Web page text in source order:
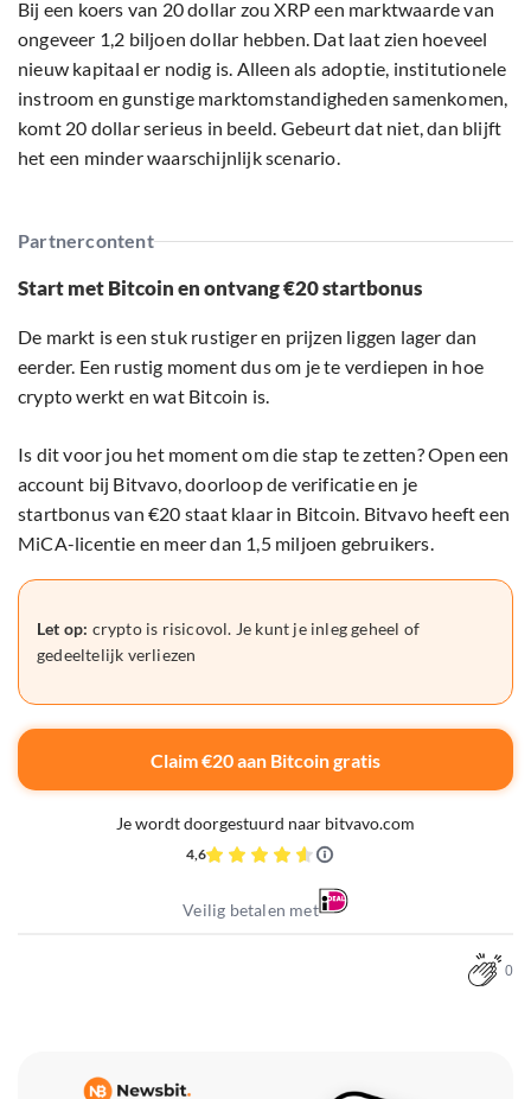
Bij een koers van 20 dollar zou XRP een marktwaarde van
ongeveer 1,2 biljoen dollar hebben. Dat laat zien hoeveel
nieuw kapitaal er nodig is. Alleen als adoptie, institutionele
instroom en gunstige marktomstandigheden samenkomen,
komt 20 dollar serieus in beeld. Gebeurt dat niet, dan blijft
het een minder waarschijnlijk scenario.
Partnercontent
Start met Bitcoin en ontvang €20 startbonus
De markt is een stuk rustiger en prijzen liggen lager dan
eerder. Een rustig moment dus om je te verdiepen in hoe
crypto werkt en wat Bitcoin is.
Is dit voor jou het moment om die stap te zetten? Open een
account bij Bitvavo, doorloop de verificatie en je
startbonus van €20 staat klaar in Bitcoin. Bitvavo heeft een
MiCA-licentie en meer dan 1,5 miljoen gebruikers.
Let op: crypto is risicovol. Je kunt je inleg geheel of
gedeeltelijk verliezen
Claim €20 aan Bitcoin gratis
Je wordt doorgestuurd naar bitvavo.com
4,6
Veilig betalen met
0